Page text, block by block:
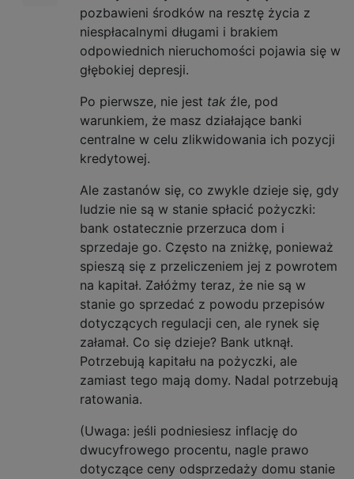
pozbawieni środków na resztę życia z
niespłacalnymi długami i brakiem
odpowiednich nieruchomości pojawia się w
głębokiej depresji.
Po pierwsze, nie jest tak źle, pod
warunkiem, że masz działające banki
centralne w celu zlikwidowania ich pozycji
kredytowej.
Ale zastanów się, co zwykle dzieje się, gdy
ludzie nie są w stanie spłacić pożyczki:
bank ostatecznie przerzuca dom i
sprzedaje go. Często na zniżkę, ponieważ
spieszą się z przeliczeniem jej z powrotem
na kapitał. Załóżmy teraz, że nie są w
stanie go sprzedać z powodu przepisów
dotyczących regulacji cen, ale rynek się
załamał. Co się dzieje? Bank utknął.
Potrzebują kapitału na pożyczki, ale
zamiast tego mają domy. Nadal potrzebują
ratowania.
(Uwaga: jeśli podniesiesz inflację do
dwucyfrowego procentu, nagle prawo
dotyczące ceny odsprzedaży domu stanie